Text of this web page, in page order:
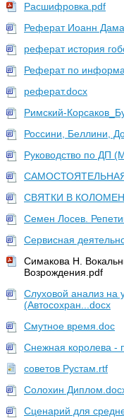
Расшифровка.pdf
Реферат Иоанн
реферат история
Реферат по
реферат.docx
Римский-
Россини, Беллини,
Руководство по ДП
СВЯТКИ В
Семен Лосев.
Сервисная
Симакова Н.
Возрождения.pdf
Слуховой анализ на
(Автосохран...docx
Смутное время.doc
Снежная королева -
советов Рустам.rtf
Солохин
Сценарий для